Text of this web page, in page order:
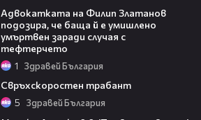
Адвокатката на Филип Златанов
подозира, че баща й е умишлено
умъртвен заради случая с
тефтерчето
1 Здравей България
Свръхскоростен трабант
5 Здравей България